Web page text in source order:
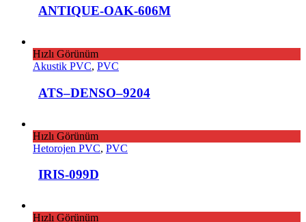
ANTIQUE-OAK-606M
Hızlı Görünüm
Akustik PVC, PVC
ATS–DENSO–9204
Hızlı Görünüm
Hetorojen PVC, PVC
IRIS-099D
Hızlı Görünüm